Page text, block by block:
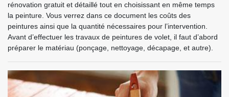
rénovation gratuit et détaillé tout en choisissant en même temps
la peinture. Vous verrez dans ce document les coûts des
peintures ainsi que la quantité nécessaires pour l’intervention.
Avant d’effectuer les travaux de peintures de volet, il faut d’abord
préparer le matériau (ponçage, nettoyage, décapage, et autre).